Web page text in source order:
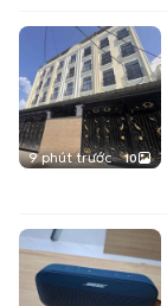
9 phút trước 10